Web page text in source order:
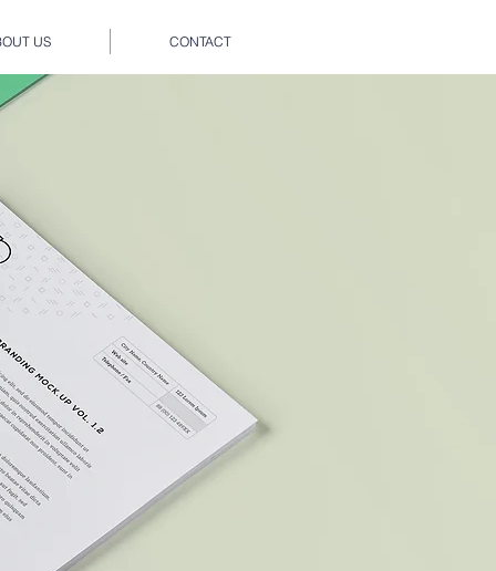
US CONTACT